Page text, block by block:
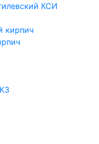
КСИ
кирпич